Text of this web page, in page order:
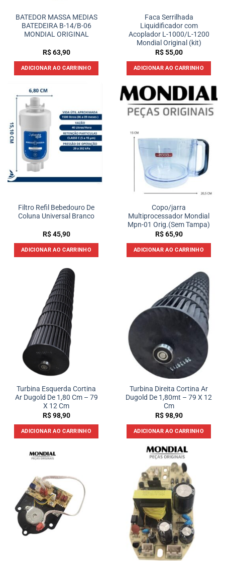
BATEDOR MASSA MEDIAS
BATEDEIRA B-14/B-06
MONDIAL ORIGINAL
R$63,90
ADICIONAR AO CARRINHO
Faca Serrilhada
Liquidificador com
Acoplador L-1000/L-1200
Mondial Original (kit)
R$55,00
ADICIONAR AO CARRINHO
Filtro Refil Bebedouro De
Coluna Universal Branco
R$45,90
ADICIONAR AO CARRINHO
Copo/jarra
Multiprocessador Mondial
Mpn-01 Orig.(Sem Tampa)
R$65,90
ADICIONAR AO CARRINHO
Turbina Esquerda Cortina
Ar Dugold De 1,80 Cm – 79
X 12 Cm
R$98,90
ADICIONAR AO CARRINHO
Turbina Direita Cortina Ar
Dugold De 1,80mt – 79 X 12
Cm
R$98,90
ADICIONAR AO CARRINHO